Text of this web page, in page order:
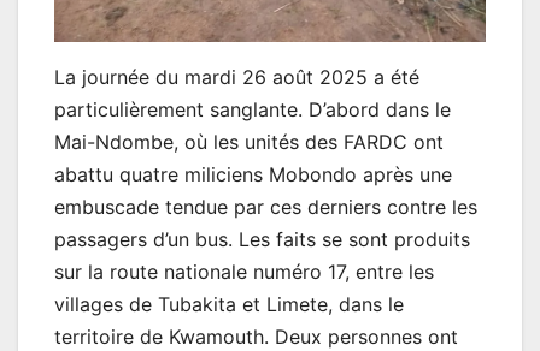
La journée du mardi 26 août 2025 a été
particulièrement sanglante. D’abord dans le
Mai-Ndombe, où les unités des FARDC ont
abattu quatre miliciens Mobondo après une
embuscade tendue par ces derniers contre les
passagers d’un bus. Les faits se sont produits
sur la route nationale numéro 17, entre les
villages de Tubakita et Limete, dans le
territoire de Kwamouth. Deux personnes ont